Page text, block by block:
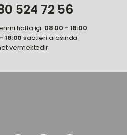
524 72 56
hafta içi: 08:00 - 18:00
18:00 saatleri arasında
vermektedir.